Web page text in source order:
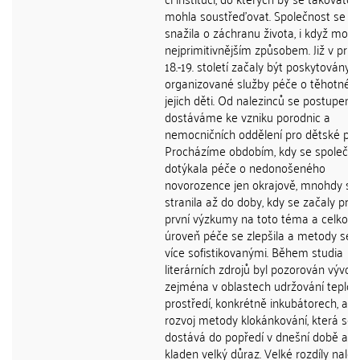
mohla soustřeďovat. Společnost se
snažila o záchranu života, i když
nejprimitivnějším způsobem. Již v
18.-19. století začaly být poskytovány
organizované služby péče o těhotné
jejich děti. Od nalezinců se postupem
dostáváme ke vzniku porodnic a
nemocničních oddělení pro dětské
Procházíme obdobím, kdy se
dotýkala péče o nedonošeného
novorozence jen okrajově, mnohdy
stranila až do doby, kdy se začaly
první výzkumy na toto téma a celková
úroveň péče se zlepšila a metody se
více sofistikovanými. Během studia
literárních zdrojů byl pozorován vývoj
zejména v oblastech udržování
prostředí, konkrétně inkubátorech, a
rozvoj metody klokánkování, která se
dostává do popředí v dnešní době a
kladen velký důraz. Velké rozdíly